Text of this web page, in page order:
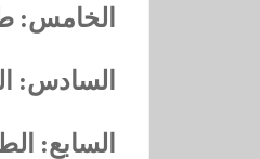
الخامس:
السادس:
السابع: